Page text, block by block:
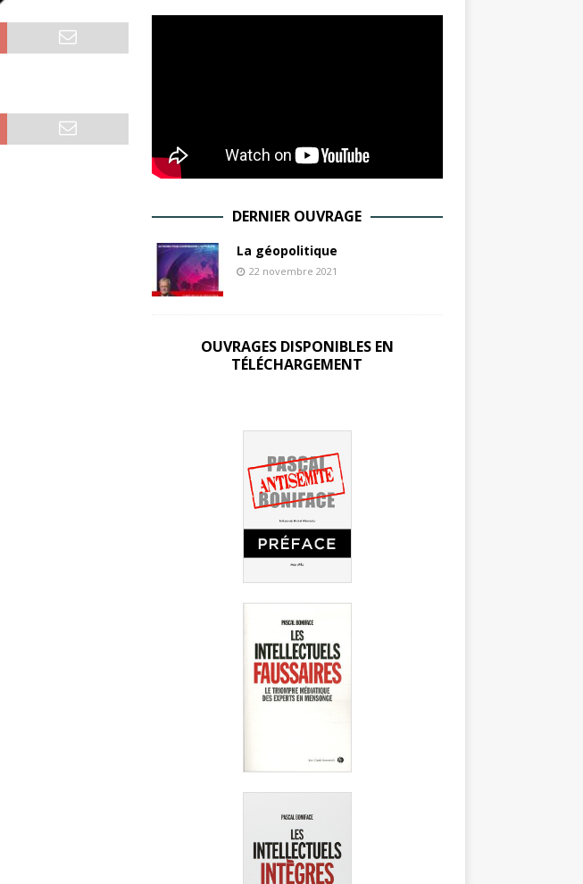
DERNIER OUVRAGE
La géopolitique
22 novembre 2021
OUVRAGES DISPONIBLES EN
TÉLÉCHARGEMENT